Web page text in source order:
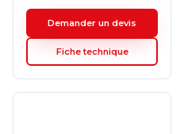
Demander un devis
Fiche technique